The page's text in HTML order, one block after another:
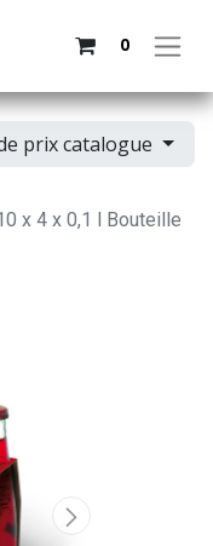
0
prix catalogue
x 4 x 0,1 l Bouteille